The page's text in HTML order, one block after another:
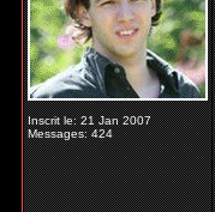
Inscrit le: 21 Jan 2007
Messages: 424